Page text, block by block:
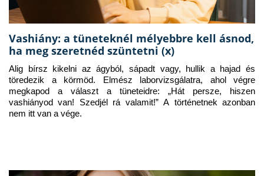
Vashiány: a tüneteknél mélyebbre kell ásnod,
ha meg szeretnéd szüntetni (x)
Alig bírsz kikelni az ágyból, sápadt vagy, hullik a hajad és
töredezik a körmöd. Elmész laborvizsgálatra, ahol végre
megkapod a választ a tüneteidre: „Hát persze, hiszen
vashiányod van! Szedjél rá valamit!” A történetnek azonban
nem itt van a vége.